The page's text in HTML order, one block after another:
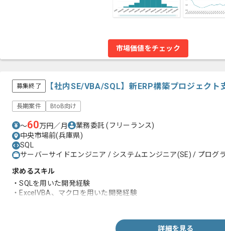
市場価値をチェック
募集終了 【社内SE/VBA/SQL】新ERP構築プロジェク
長期案件 BtoB向け
〜60万円／月 業務委託(フリーランス)
中央市場前(兵庫県)
SQL
サーバーサイドエンジニア / システムエンジニア(SE) / プログ
求めるスキル
・SQLを用いた開発経験
・ExcelVBA、マクロを用いた開発経験
詳細を見る